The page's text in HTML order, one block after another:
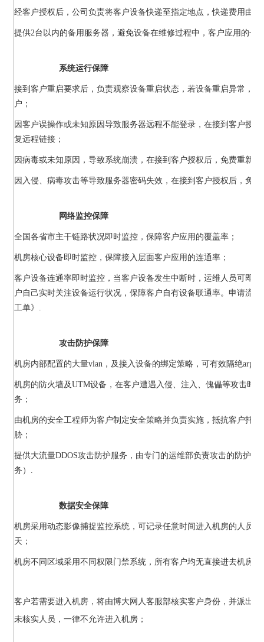
经客户授权后，公司负责将客户设备快递至指定地点，快递费用由客
提供2台以内的备用服务器，避免设备在维修过程中，客户应用的长
系统运行保障
接到客户重启要求后，负责观察设备重启状态，若设备重启异常，
户；
因客户误操作或未知原因导致服务器远程不能登录，在接到客户授
复远程链接；
因病毒或未知原因，导致系统崩溃，在接到客户授权后，免费重新安
因入侵、病毒攻击等导致服务器密码失效，在接到客户授权后，免
网络监控保障
全国各省市主干链路状况即时监控，保障客户应用的覆盖率；
机房核心设备即时监控，保障接入层面客户应用的连通率；
客户设备连通率即时监控，当客户设备发生中断时，运维人员可即
户自己实时关注设备运行状况，保障客户自有设备联通率。申请流
工单》.
攻击防护保障
机房内部配置的大量vlan，及接入设备的绑定策略，可有效隔绝arp攻
机房的防火墙及UTM设备，在客户遭遇入侵、注入、傀儡等攻击时
务；
由机房的安全工程师为客户制定安全策略并负责实施，抵抗客户托
胁；
提供大流量DDOS攻击防护服务，由专门的运维部负责攻击的防护及
务）.
数据安全保障
机房采用动态影像捕捉监控系统，可记录任意时间进入机房的人员
天；
机房不同区域采用不同权限门禁系统，所有客户均无直接进去机房权
客户若需要进入机房，将由博大网人客服部核实客户身份，并派出
未核实人员，一律不允许进入机房；